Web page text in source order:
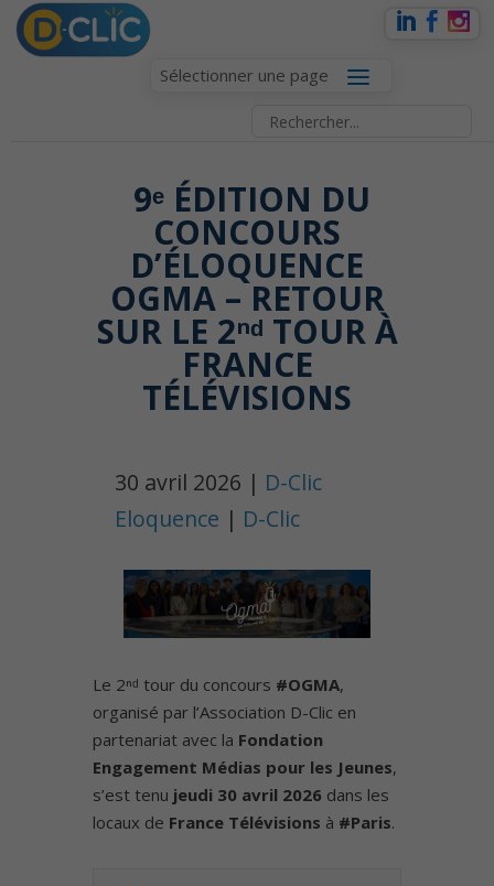
Sélectionner une page
️ 9ᵉ ÉDITION DU
CONCOURS
D’ÉLOQUENCE
OGMA – RETOUR
SUR LE 2ⁿᵈ TOUR À
FRANCE
TÉLÉVISIONS
30 avril 2026 | D-Clic
Eloquence | D-Clic
Le 2ⁿᵈ tour du concours #OGMA,
organisé par l’Association D-Clic en
partenariat avec la Fondation
Engagement Médias pour les Jeunes,
s’est tenu jeudi 30 avril 2026 dans les
locaux de France Télévisions à #Paris.